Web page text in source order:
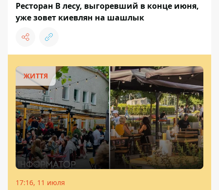
Ресторан В лесу, выгоревший в конце июня,
уже зовет киевлян на шашлык
ЖИТТЯ
17:16, 11 июля